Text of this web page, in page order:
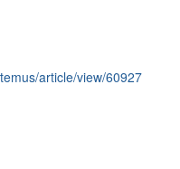
article/view/60927